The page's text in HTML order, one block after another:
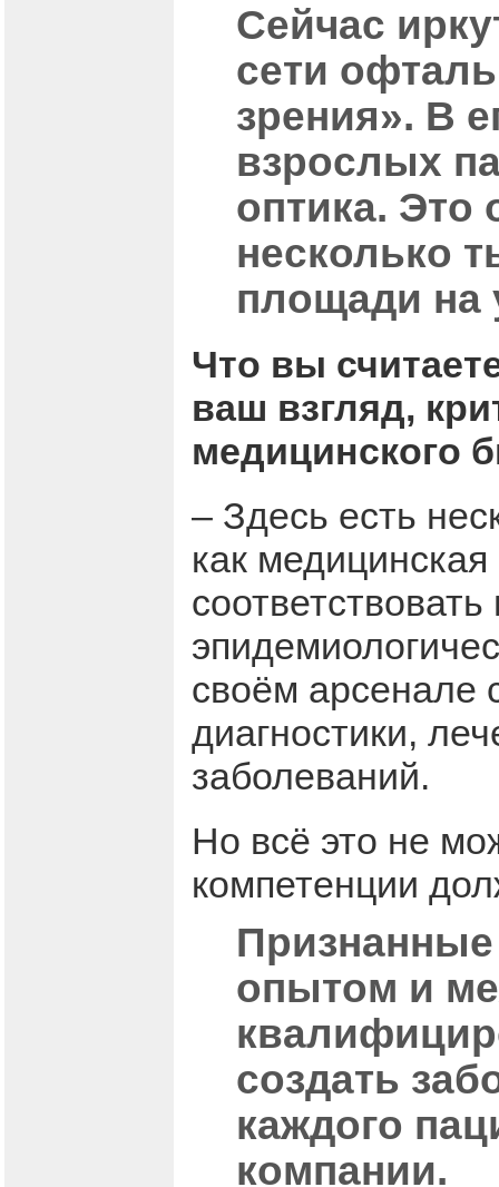
Сейчас
сети
зрения». В
взрослых
оптика. Это
несколько
площади на
Что вы
ваш взгляд,
медицинского
– Здесь есть
как
своём арсенале
диагностики,
заболеваний.
Но всё это не
компетенции
опытом и
создать
каждого
компании.